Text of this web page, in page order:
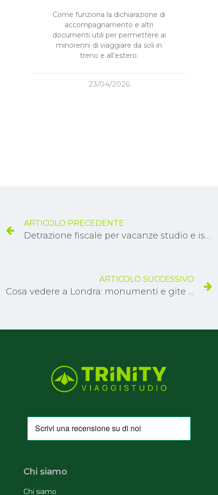
Come funziona la dichiarazione di
accompagnamento e altri
documenti utili per permettere ai
minorenni di viaggiare da soli in
treno e all’estero.
23/04/2026
ARTICOLO PRECEDENTE
Detrazione fiscale per vacanze studio e istruzione all’estero
ARTICOLO SUCCESSIVO
Cosa vedere a Londra: monumenti e gite da non perdere
Chi siamo
Chi siamo